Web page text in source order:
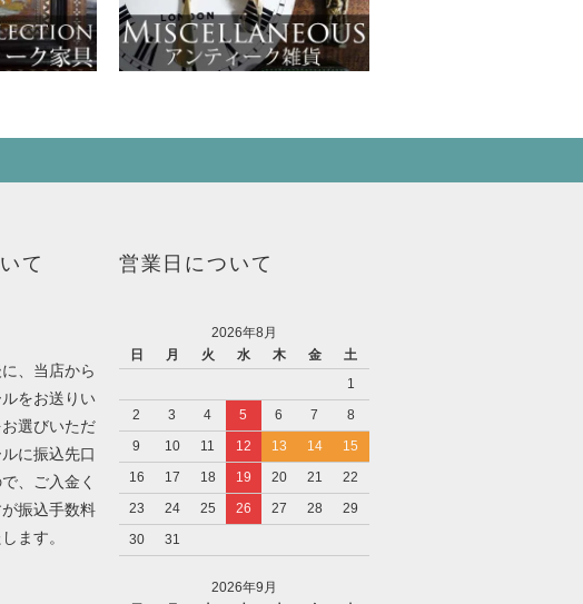
て
、当店から
をお送りい
選びいただ
に振込先口
、ご入金く
振込手数料
ます。
営業日について
2026年8月
日
月 火 水 木 金
土
1
2
3 4 5 6 7
8
9
10 11 12 13 14
15
16
17 18 19 20 21
22
23
24 25 26 27 28
29
30
31
2026年9月